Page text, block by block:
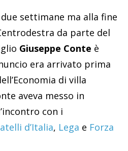
settimane ma alla fine
da parte del
Giuseppe Conte è
era arrivato prima
di villa
aveva messo in
con i
d’Italia, Lega e Forza